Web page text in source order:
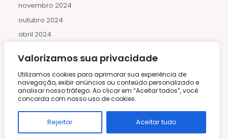
Valorizamos sua privacidade
Utilizamos cookies para aprimorar sua experiência de
navegação, exibir anúncios ou conteúdo personalizado e
analisar nosso tráfego. Ao clicar em “Aceitar todos”, você
concorda com nosso uso de cookies.
Rejeitar Aceitar tudo
novembro 2024
outubro 2024
abril 2024
Categorias
43
Air Fryer
Asiática
Bebidas e Coquetéis